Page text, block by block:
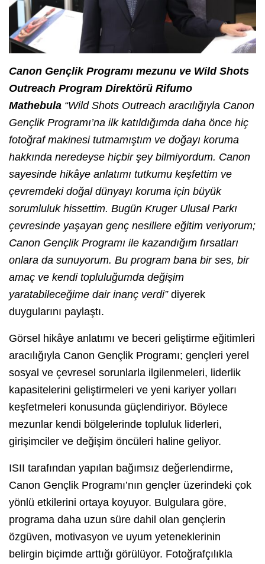
Canon Gençlik Programı mezunu ve Wild Shots
Outreach Program Direktörü Rifumo
Mathebula “Wild Shots Outreach aracılığıyla Canon
Gençlik Programı’na ilk katıldığımda daha önce hiç
fotoğraf makinesi tutmamıştım ve doğayı koruma
hakkında neredeyse hiçbir şey bilmiyordum. Canon
sayesinde hikâye anlatımı tutkumu keşfettim ve
çevremdeki doğal dünyayı koruma için büyük
sorumluluk hissettim. Bugün Kruger Ulusal Parkı
çevresinde yaşayan genç nesillere eğitim veriyorum;
Canon Gençlik Programı ile kazandığım fırsatları
onlara da sunuyorum. Bu program bana bir ses, bir
amaç ve kendi topluluğumda değişim
yaratabileceğime dair inanç verdi” diyerek
duygularını paylaştı.
Görsel hikâye anlatımı ve beceri geliştirme eğitimleri
aracılığıyla Canon Gençlik Programı; gençleri yerel
sosyal ve çevresel sorunlarla ilgilenmeleri, liderlik
kapasitelerini geliştirmeleri ve yeni kariyer yolları
keşfetmeleri konusunda güçlendiriyor. Böylece
mezunlar kendi bölgelerinde topluluk liderleri,
girişimciler ve değişim öncüleri haline geliyor.
ISII tarafından yapılan bağımsız değerlendirme,
Canon Gençlik Programı’nın gençler üzerindeki çok
yönlü etkilerini ortaya koyuyor. Bulgulara göre,
programa daha uzun süre dahil olan gençlerin
özgüven, motivasyon ve uyum yeteneklerinin
belirgin biçimde arttığı görülüyor. Fotoğrafçılıkla